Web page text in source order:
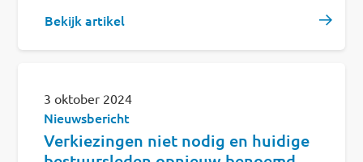
Bekijk artikel
3 oktober 2024
Nieuwsbericht
Verkiezingen niet nodig en huidige